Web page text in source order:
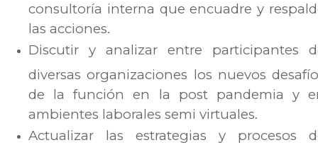
consultoría interna que encuadre y
las acciones.
Discutir y analizar entre participantes
diversas organizaciones los nuevos
de la función en la post pandemia y
ambientes laborales semi virtuales.
Actualizar las estrategias y procesos